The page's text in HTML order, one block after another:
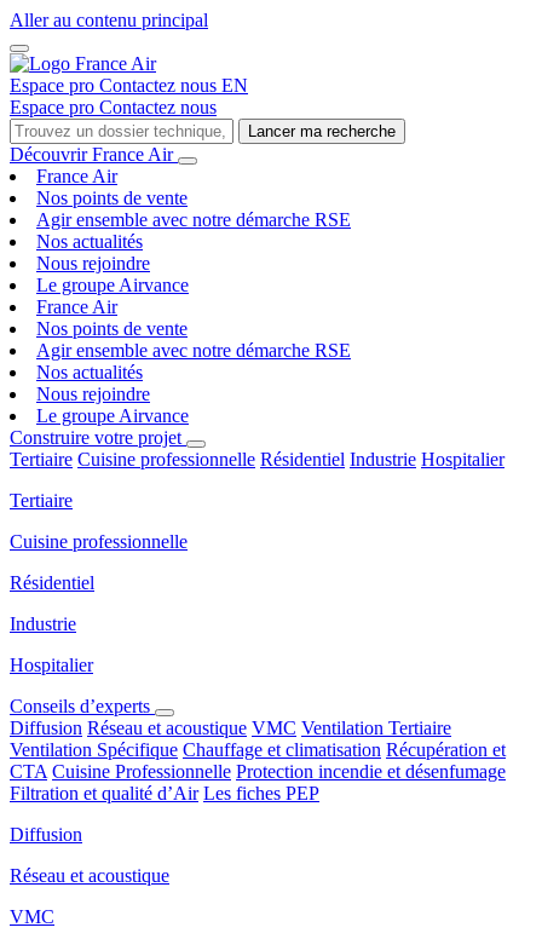
Aller au contenu principal
Espace pro Contactez nous EN
Espace pro Contactez nous
Lancer ma recherche
Découvrir France Air
France Air
Nos points de vente
Agir ensemble avec notre démarche RSE
Nos actualités
Nous rejoindre
Le groupe Airvance
France Air
Nos points de vente
Agir ensemble avec notre démarche RSE
Nos actualités
Nous rejoindre
Le groupe Airvance
Construire votre projet
Tertiaire Cuisine professionnelle Résidentiel Industrie Hospitalier
Tertiaire
Cuisine professionnelle
Résidentiel
Industrie
Hospitalier
Conseils d’experts
Diffusion Réseau et acoustique VMC Ventilation Tertiaire
Ventilation Spécifique Chauffage et climatisation Récupération et
CTA Cuisine Professionnelle Protection incendie et désenfumage
Filtration et qualité d’Air Les fiches PEP
Diffusion
Réseau et acoustique
VMC